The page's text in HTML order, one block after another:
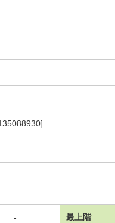
- 最上階